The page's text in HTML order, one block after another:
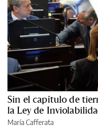
Sin el capítulo de
la Ley de
María Cafferata